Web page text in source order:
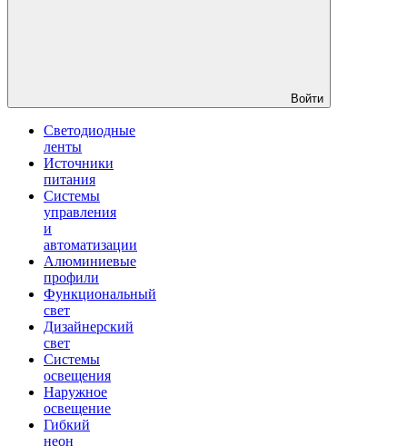
Войти
Светодиодные
ленты
Источники
питания
Системы
управления
и
автоматизации
Алюминиевые
профили
Функциональный
свет
Дизайнерский
свет
Системы
освещения
Наружное
освещение
Гибкий
неон